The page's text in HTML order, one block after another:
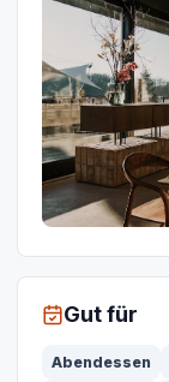
Gut für
Abendessen